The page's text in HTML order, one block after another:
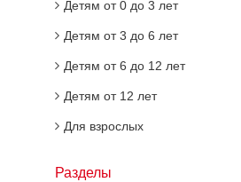
Детям от 0 до 3 лет
Детям от 3 до 6 лет
Детям от 6 до 12 лет
Детям от 12 лет
Для взрослых
Разделы